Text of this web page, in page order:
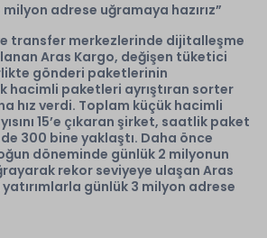
milyon adrese uğramaya hazırız”
transfer merkezlerinde dijitalleşme
Aras Kargo, değişen tüketici
gönderi paketlerinin
hacimli paketleri ayrıştıran sorter
hız verdi. Toplam küçük hacimli
15’e çıkaran şirket, saatlik paket
300 bine yaklaştı. Daha önce
döneminde günlük 2 milyonun
rekor seviyeye ulaşan Aras
yatırımlarla günlük 3 milyon adrese